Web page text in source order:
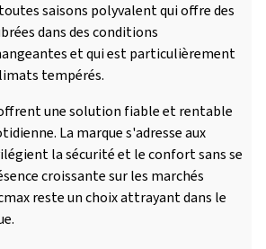
saisons polyvalent qui offre des
dans des conditions
et qui est particulièrement
tempérés.
une solution fiable et rentable
La marque s'adresse aux
la sécurité et le confort sans se
croissante sur les marchés
reste un choix attrayant dans le